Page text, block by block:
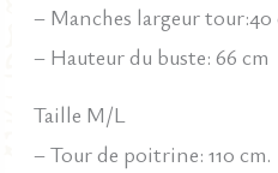
– Manches largeur tour:40
– Hauteur du buste: 66 cm
Taille M/L
– Tour de poitrine: 110 cm.